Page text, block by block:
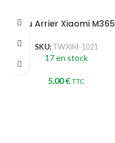
Feu Arrier Xiaomi M365
SKU: TWXIM-1021
17 en stock
5,00€ TTC